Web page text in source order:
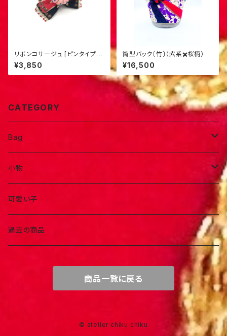
リボンコサージュ [ピンタイプ・
小] （赤×黒）S-1
¥3,850
筒型バック〔竹〕（紫系✖️桜柄）
¥16,500
CATEGORY
Bag
ポーチ
お洒落バック
お出かけバック
小物
アクセサリー
ヘアアイテム
可愛い子
過去の商品
商品一覧に戻る
© atelier chiku chiku